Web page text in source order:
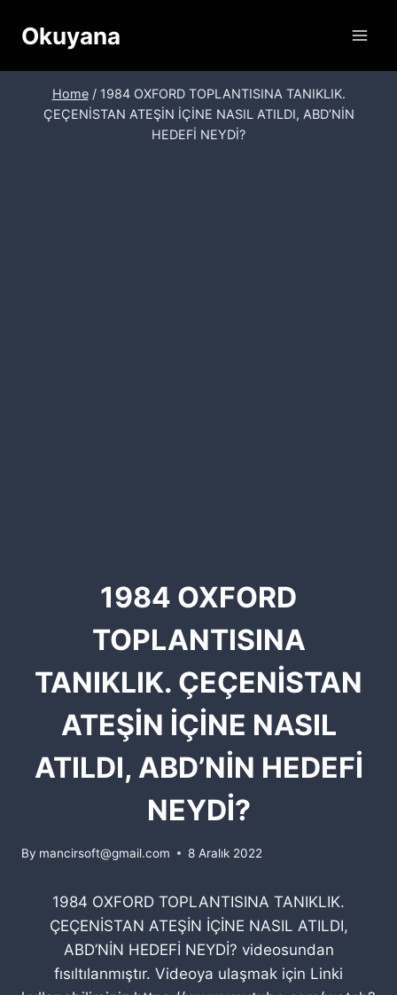
Okuyana
Home / 1984 OXFORD TOPLANTISINA TANIKLIK.
ÇEÇENİSTAN ATEŞİN İÇİNE NASIL ATILDI, ABD’NİN
HEDEFİ NEYDİ?
1984 OXFORD
TOPLANTISINA
TANIKLIK. ÇEÇENİSTAN
ATEŞİN İÇİNE NASIL
ATILDI, ABD’NİN HEDEFİ
NEYDİ?
By mancirsoft@gmail.com 8 Aralık 2022
1984 OXFORD TOPLANTISINA TANIKLIK.
ÇEÇENİSTAN ATEŞİN İÇİNE NASIL ATILDI,
ABD’NİN HEDEFİ NEYDİ? videosundan
fısıltılanmıştır. Videoya ulaşmak için Linki